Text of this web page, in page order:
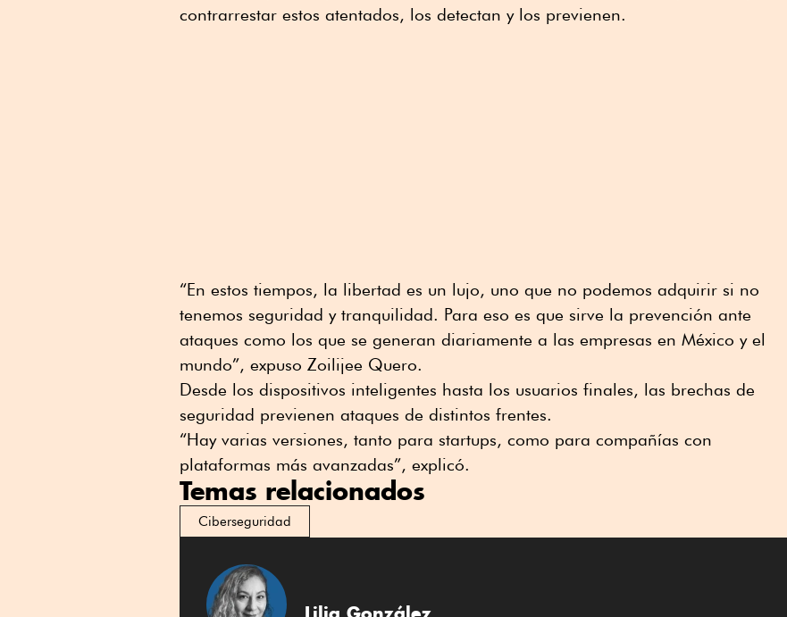
contrarrestar estos atentados, los detectan y los previenen.
“En estos tiempos, la libertad es un lujo, uno que no podemos adquirir si no
tenemos seguridad y tranquilidad. Para eso es que sirve la prevención ante
ataques como los que se generan diariamente a las empresas en México y el
mundo”, expuso Zoilijee Quero.
Desde los dispositivos inteligentes hasta los usuarios finales, las brechas de
seguridad previenen ataques de distintos frentes.
“Hay varias versiones, tanto para startups, como para compañías con
plataformas más avanzadas”, explicó.
Temas relacionados
Ciberseguridad
Lilia González